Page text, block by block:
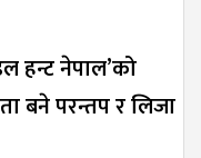
हन्ट नेपाल’को
बने परन्तप र लिजा